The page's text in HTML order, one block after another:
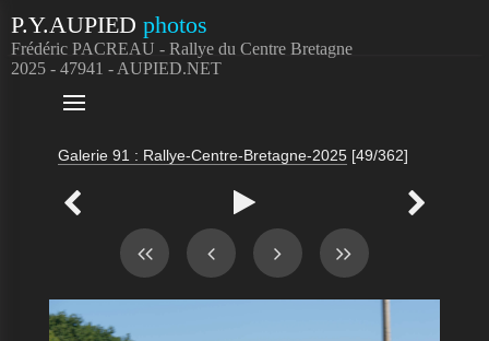
P.Y.AUPIED photos
Frédéric PACREAU - Rallye du Centre Bretagne
2025 - 47941 - AUPIED.NET

Galerie 91 : Rallye-Centre-Bretagne-2025 [49/362]
  